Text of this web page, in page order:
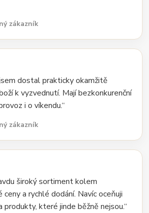
zákazník
dostal prakticky okamžitě
k vyzvednutí. Mají bezkonkurenční
i o víkendu.“
zákazník
široký sortiment kolem
ceny a rychlé dodání. Navíc oceňuji
produkty, které jinde běžně nejsou.“